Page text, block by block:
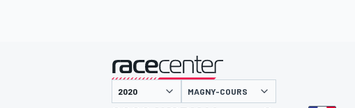
gepresenteerd door
MAGNY-COURS